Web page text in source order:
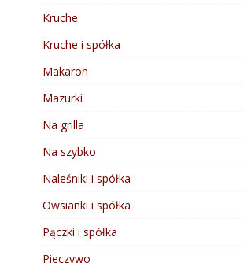
Kruche
Kruche i spółka
Makaron
Mazurki
Na grilla
Na szybko
Naleśniki i spółka
Owsianki i spółka
Pączki i spółka
Pieczywo